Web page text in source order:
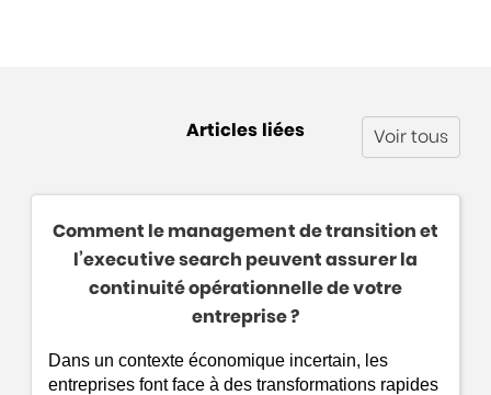
Articles liées Voir tous
Comment le management de transition et
l’executive search peuvent assurer la
continuité opérationnelle de votre
entreprise ?
Dans un contexte économique incertain, les
entreprises font face à des transformations rapides